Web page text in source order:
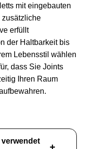
mit eingebauten
erfüllt
der Haltbarkeit bis
Lebensstil wählen
dass Sie Joints
Ihren Raum